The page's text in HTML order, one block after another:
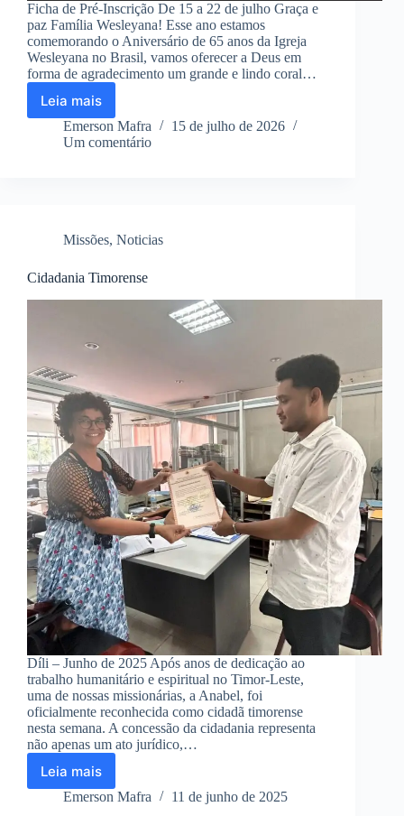
Ficha de Pré-Inscrição De 15 a 22 de julho Graça e
paz Família Wesleyana! Esse ano estamos
comemorando o Aniversário de 65 anos da Igreja
Wesleyana no Brasil, vamos oferecer a Deus em
forma de agradecimento um grande e lindo coral…
Leia mais
IEW
CORAL
2026
Emerson Mafra
15 de julho de 2026
Um comentário
Missões, Noticias
Cidadania Timorense
Díli – Junho de 2025 Após anos de dedicação ao
trabalho humanitário e espiritual no Timor-Leste,
uma de nossas missionárias, a Anabel, foi
oficialmente reconhecida como cidadã timorense
nesta semana. A concessão da cidadania representa
não apenas um ato jurídico,…
Leia mais
Cidadania
Timorense
Emerson Mafra 11 de junho de 2025